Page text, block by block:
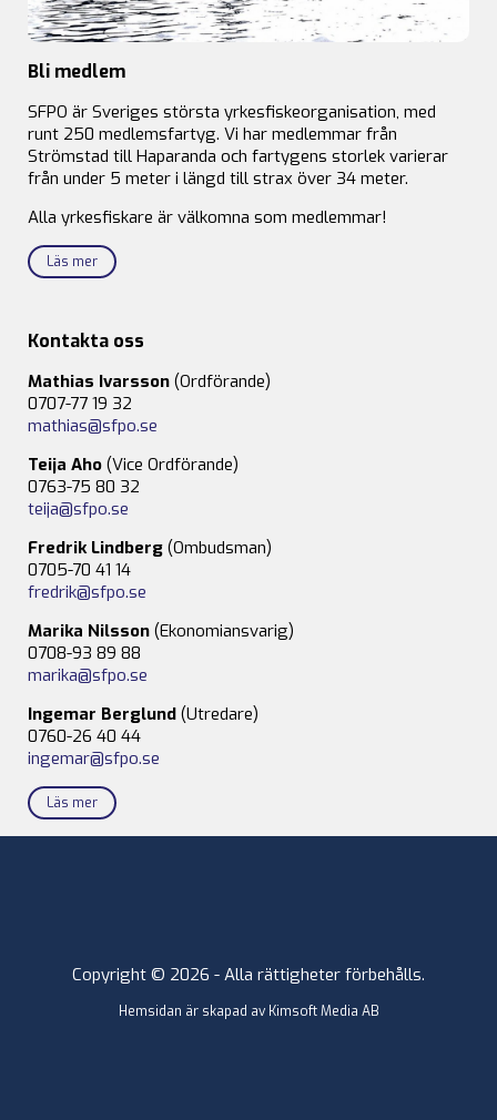
Bli medlem
SFPO är Sveriges största yrkesfiskeorganisation, med
runt 250 medlemsfartyg. Vi har medlemmar från
Strömstad till Haparanda och fartygens storlek varierar
från under 5 meter i längd till strax över 34 meter.
Alla yrkesfiskare är välkomna som medlemmar!
Läs mer
Kontakta oss
Mathias Ivarsson (Ordförande)
0707-77 19 32
mathias@sfpo.se
Teija Aho (Vice Ordförande)
0763-75 80 32
teija@sfpo.se
Fredrik Lindberg (Ombudsman)
0705-70 41 14
fredrik@sfpo.se
Marika Nilsson (Ekonomiansvarig)
0708-93 89 88
marika@sfpo.se
Ingemar Berglund (Utredare)
0760-26 40 44
ingemar@sfpo.se
Läs mer
Copyright © 2026 - Alla rättigheter förbehålls.
Hemsidan är skapad av Kimsoft Media AB